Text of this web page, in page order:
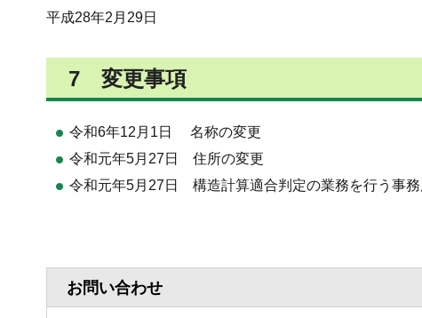
平成28年2月29日
7 変更事項
令和6年12月1日 名称の変更
令和元年5月27日 住所の変更
令和元年5月27日 構造計算適合判定の業務を行う事務
お問い合わせ